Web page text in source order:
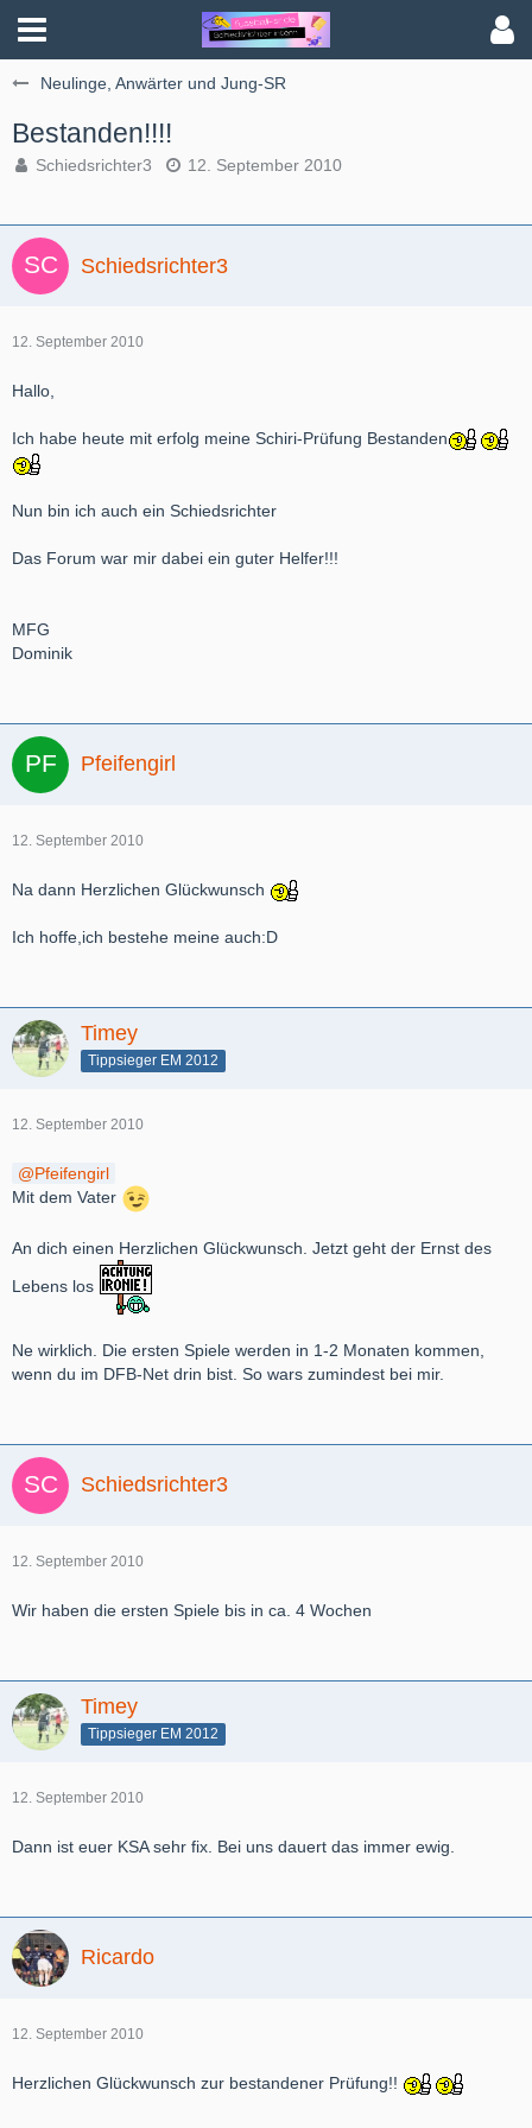
Neulinge, Anwärter und Jung-SR
Bestanden!!!!
Schiedsrichter3 12. September 2010
Schiedsrichter3
12. September 2010
Hallo,
Ich habe heute mit erfolg meine Schiri-Prüfung Bestanden
Nun bin ich auch ein Schiedsrichter
Das Forum war mir dabei ein guter Helfer!!!
MFG
Dominik
Pfeifengirl
12. September 2010
Na dann Herzlichen Glückwunsch
Ich hoffe,ich bestehe meine auch:D
Timey
Tippsieger EM 2012
12. September 2010
Pfeifengirl
Mit dem Vater
An dich einen Herzlichen Glückwunsch. Jetzt geht der Ernst des
Lebens los
Ne wirklich. Die ersten Spiele werden in 1-2 Monaten kommen,
wenn du im DFB-Net drin bist. So wars zumindest bei mir.
Schiedsrichter3
12. September 2010
Wir haben die ersten Spiele bis in ca. 4 Wochen
Timey
Tippsieger EM 2012
12. September 2010
Dann ist euer KSA sehr fix. Bei uns dauert das immer ewig.
Ricardo
12. September 2010
Herzlichen Glückwunsch zur bestandener Prüfung!!